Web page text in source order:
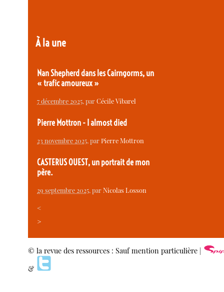
À la une
Nan Shepherd dans les Cairngorms, un
« trafic amoureux »
7 décembre 2025, parCécile Vibarel
Pierre Mottron - I almost died
23 novembre 2025, parPierre Mottron
CASTERUS OUEST, un portrait de mon
père.
29 septembre 2025, parNicolas Losson
<
>
© la revue des ressources : Sauf mention particulière |
&